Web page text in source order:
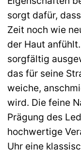
sorgt dafür,
Zeit noch wie
der Haut
sorgfältig
das für seine
weiche,
wird. Die feine
Prägung des
hochwertige
Uhr eine